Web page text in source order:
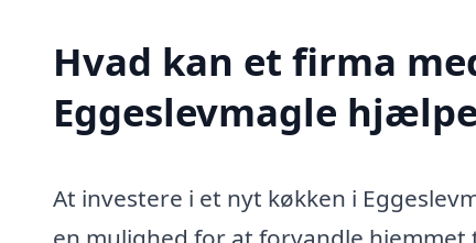
Hvad kan et firma
Eggeslevmagle
At investere i et nyt køkken i